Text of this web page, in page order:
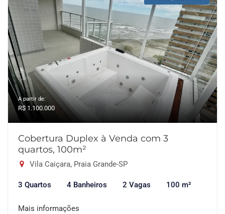
A partir de:
R$ 1.100.000
Cobertura Duplex à Venda com 3
quartos, 100m²
Vila Caiçara, Praia Grande-SP
3 Quartos 4 Banheiros 2 Vagas 100 m²
Mais informações